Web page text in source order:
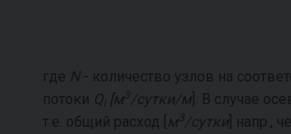
где N- количество узлов на
потоки Qi [м3 /сутки/м ]. В случае
т.е. общий расход [ м3 /сутки ] напр.,